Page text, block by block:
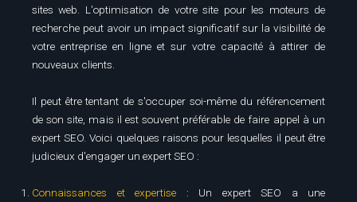
sites web. L'optimisation de votre site pour les moteurs de
recherche peut avoir un impact significatif sur la visibilité de
votre entreprise en ligne et sur votre capacité à attirer de
nouveaux clients.
Il peut être tentant de s'occuper soi-même du référencement
de son site, mais il est souvent préférable de faire appel à un
expert SEO. Voici quelques raisons pour lesquelles il peut être
judicieux d'engager un expert SEO :
Connaissances et expertise : Un expert SEO a une